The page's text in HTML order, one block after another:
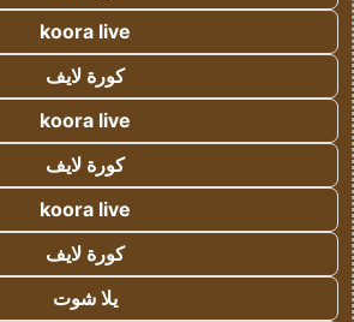
koora live
كورة لايف
koora live
كورة لايف
koora live
كورة لايف
يلا شوت